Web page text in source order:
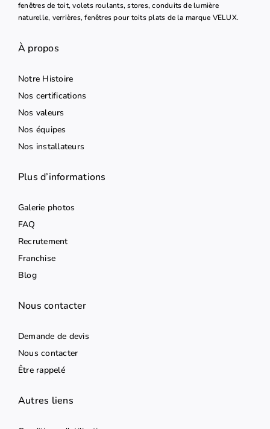
fenêtres de toit, volets roulants, stores, conduits de lumière
naturelle, verrières, fenêtres pour toits plats de la marque VELUX.
À propos
Notre Histoire
Nos certifications
Nos valeurs
Nos équipes
Nos installateurs
Plus d’informations
Galerie photos
FAQ
Recrutement
Franchise
Blog
Nous contacter
Demande de devis
Nous contacter
Être rappelé
Autres liens